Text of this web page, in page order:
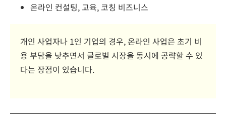
온라인 컨설팅, 교육, 코칭 비즈니스
개인 사업자나 1인 기업의 경우, 온라인 사업은 초기 비
용 부담을 낮추면서 글로벌 시장을 동시에 공략할 수 있
다는 장점이 있습니다.